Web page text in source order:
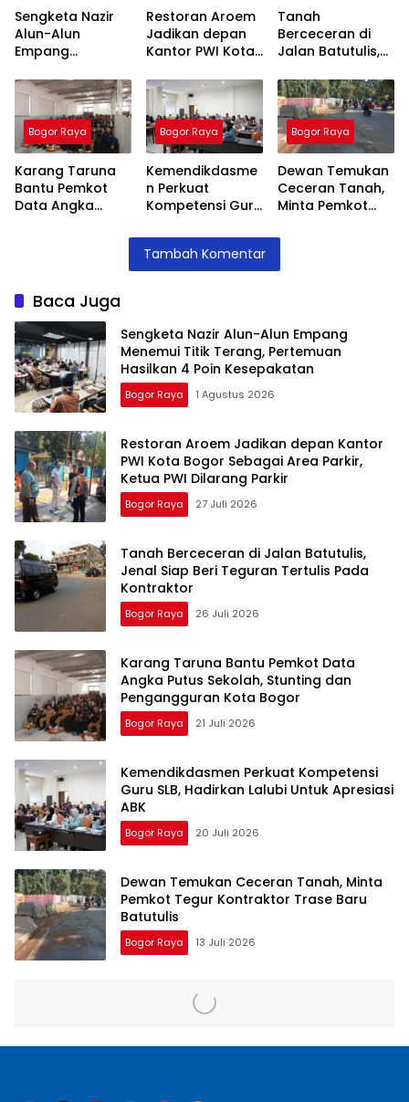
Sengketa Nazir
Alun-Alun
Empang
Terang,
Pertemuan
Hasilkan 4 Poin
Kesepakatan
Restoran Aroem
Jadikan depan
Kantor PWI Kota
Area Parkir,
Ketua PWI
Dilarang Parkir
Tanah
Berceceran di
Jalan Batutulis,
Teguran Tertulis
Pada Kontraktor
Bogor Raya
Karang Taruna
Bantu Pemkot
Data Angka
Bogor Raya
Kemendikdasme
n Perkuat
Kompetensi Guru
Lalubi Untuk
Apresiasi ABK
Bogor Raya
Dewan Temukan
Ceceran Tanah,
Minta Pemkot
Trase Baru
Tambah Komentar
Baca Juga
Sengketa Nazir Alun-Alun Empang
Menemui Titik Terang, Pertemuan
Hasilkan 4 Poin Kesepakatan
Bogor Raya 1 Agustus 2026
Restoran Aroem Jadikan depan Kantor
PWI Kota Bogor Sebagai Area Parkir,
Ketua PWI Dilarang Parkir
Bogor Raya 27 Juli 2026
Tanah Berceceran di Jalan Batutulis,
Jenal Siap Beri Teguran Tertulis Pada
Kontraktor
Bogor Raya 26 Juli 2026
Karang Taruna Bantu Pemkot Data
Angka Putus Sekolah, Stunting dan
Pengangguran Kota Bogor
Bogor Raya 21 Juli 2026
Kemendikdasmen Perkuat Kompetensi
Guru SLB, Hadirkan Lalubi Untuk Apresiasi
ABK
Bogor Raya 20 Juli 2026
Dewan Temukan Ceceran Tanah, Minta
Pemkot Tegur Kontraktor Trase Baru
Batutulis
Bogor Raya 13 Juli 2026